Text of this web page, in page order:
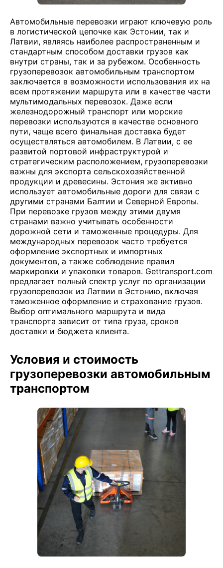
Автомобильные перевозки играют ключевую роль
в логистической цепочке как Эстонии, так и
Латвии, являясь наиболее распространенным и
стандартным способом доставки грузов как
внутри страны, так и за рубежом. Особенность
грузоперевозок автомобильным транспортом
заключается в возможности использования их на
всем протяжении маршрута или в качестве части
мультимодальных перевозок. Даже если
железнодорожный транспорт или морские
перевозки используются в качестве основного
пути, чаще всего финальная доставка будет
осуществляться автомобилем. В Латвии, с ее
развитой портовой инфраструктурой и
стратегическим расположением, грузоперевозки
важны для экспорта сельскохозяйственной
продукции и древесины. Эстония же активно
использует автомобильные дороги для связи с
другими странами Балтии и Северной Европы.
При перевозке грузов между этими двумя
странами важно учитывать особенности
дорожной сети и таможенные процедуры. Для
международных перевозок часто требуется
оформление экспортных и импортных
документов, а также соблюдение правил
маркировки и упаковки товаров. Gettransport.com
предлагает полный спектр услуг по организации
грузоперевозок из Латвии в Эстонию, включая
таможенное оформление и страхование грузов.
Выбор оптимального маршрута и вида
транспорта зависит от типа груза, сроков
доставки и бюджета клиента.
Условия и стоимость
грузоперевозки автомобильным
транспортом